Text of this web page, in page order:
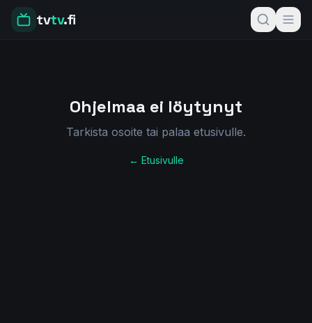
tvtv.fi
Ohjelmaa ei löytynyt
Tarkista osoite tai palaa etusivulle.
← Etusivulle